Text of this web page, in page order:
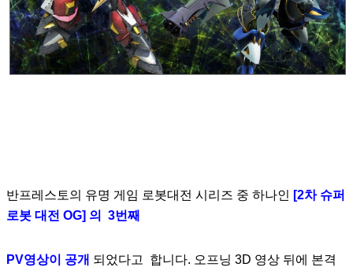
반프레스토의 유명 게임 로봇대전 시리즈 중 하나인 [2차 슈퍼
로봇 대전 OG] 의 3번째
PV영상이 공개 되었다고 합니다. 오프닝 3D 영상 뒤에 본격